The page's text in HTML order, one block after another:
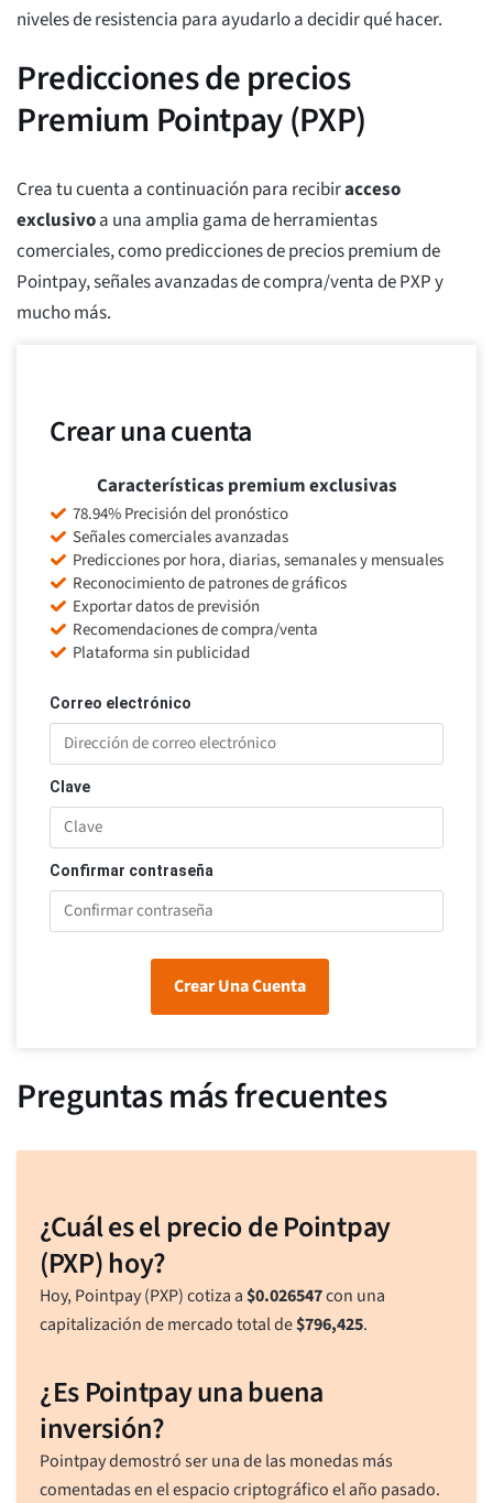
niveles de resistencia para ayudarlo a decidir qué hacer.
Predicciones de precios
Premium Pointpay (PXP)
Crea tu cuenta a continuación para recibiracceso
exclusivoa una amplia gama de herramientas
comerciales, como predicciones de precios premium de
Pointpay, señales avanzadas de compra/venta de PXP y
mucho más.
Crear una cuenta
Correo electrónico
Clave
Confirmar contraseña
Crear Una Cuenta
Características premium exclusivas
78.94% Precisión del pronóstico
Señales comerciales avanzadas
Predicciones por hora, diarias, semanales y mensuales
Reconocimiento de patrones de gráficos
Exportar datos de previsión
Recomendaciones de compra/venta
Plataforma sin publicidad
Preguntas más frecuentes
¿Cuál es el precio de Pointpay
(PXP) hoy?
Hoy, Pointpay (PXP) cotiza a$0.026547con una
capitalización de mercado total de$796,425.
¿Es Pointpay una buena
inversión?
Pointpay demostró ser una de las monedas más
comentadas en el espacio criptográfico el año pasado.